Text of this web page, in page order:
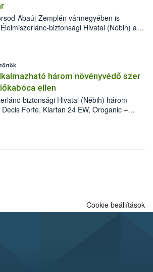
Abaúj-Zemplén vármegyében is
biztonsági Hivatal (Nébih) a
(Agrilus planipennis) jelenlétét. A
találták meg, de már fertőzött
emellett az intézkedéseket a szlovák
a terjedés megállítása érdekében.
három növényvédő szer
ellen
biztonsági Hivatal (Nébih) három
Forte, Klartan 24 EW, Oroganic –
így azok a szüretet követően,
(BBCH 91) stádiumáig
lehetőség a károsító elleni további
is elérhető és ökológiai termesztésben is
Cookie beállítások